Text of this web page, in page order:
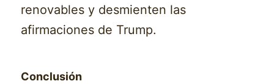
renovables y desmienten las
afirmaciones de Trump.
Conclusión